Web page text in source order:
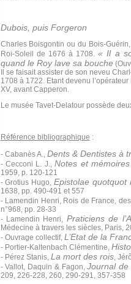
Dubois, puis Forgeron
Charles Boisgontin ou du Bois-
Roi-Soleil de 1676 à 1708.« Il a
quand le Roy lave sa bouche
Il se faisait assister de son neveu
1708 à 1722. Etant devenu
XV, avant Capperon.
Le musée Tavet-Delatour possède
Référence bibliographique :
- Cabanès A., Dents & Dentistes à
- Cecconi L. J.,Notes et
1959, p. 120-121
- Grotius Hugo,Epistolae
1638, pp. 490-491 et 557
- Lamendin Henri, Rois de France,
n°968, pp. 28-33
- Lamendin Henri, Praticiens de
Médecine à travers les siècles, Paris,
- Ouvrage collectif, L’Etat de la
- Portier-Kaltenbach Clémentine,
- Pérez Stanis, La mort des rois,
- Vallot, Daquin & Fagon,Journal de
209, 226-228, 260, 290-291, 357-358